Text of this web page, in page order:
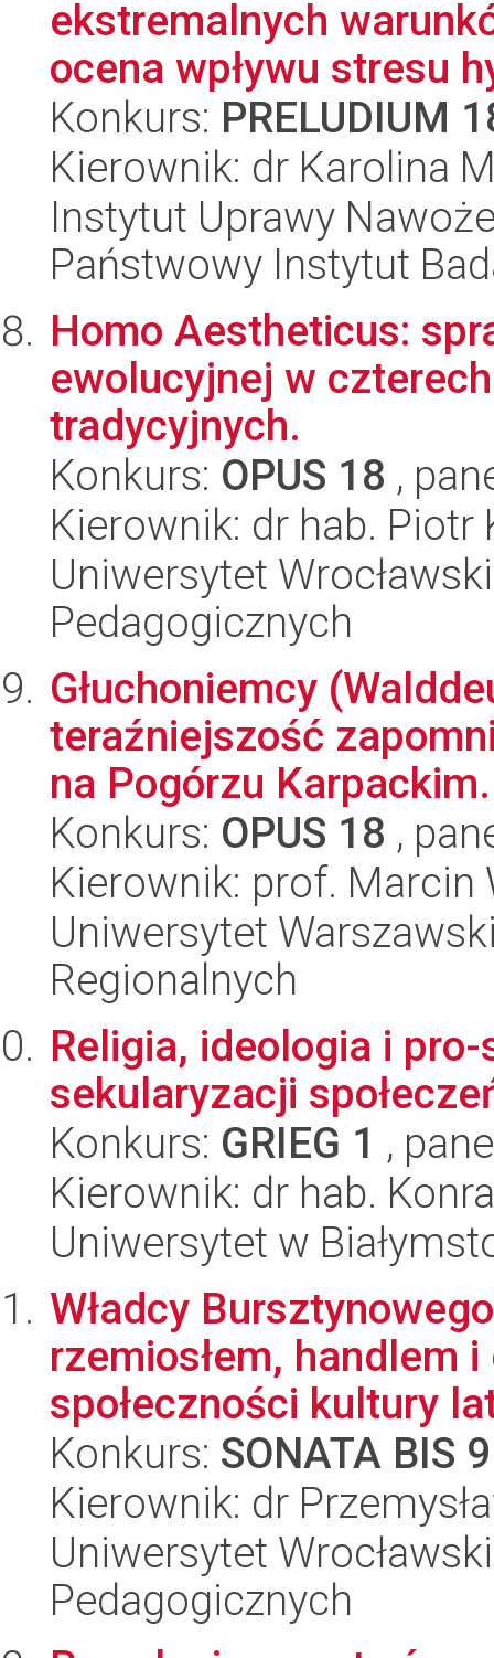
ekstremalnych
ocena wpływu stresu
Konkurs: PRELUDIUM
Kierownik: dr Karolina
Instytut Uprawy
Państwowy Instytut
Homo Aestheticus:
ewolucyjnej w
tradycyjnych.
Konkurs: OPUS 18 ,
Kierownik: dr hab.
Uniwersytet
Pedagogicznych
Głuchoniemcy
teraźniejszość
na Pogórzu
Konkurs: OPUS 18 ,
Kierownik: prof. Marcin
Uniwersytet
Regionalnych
Religia, ideologia i
sekularyzacji
Konkurs: GRIEG 1 ,
Kierownik: dr hab.
Uniwersytet w
Władcy
rzemiosłem, handlem
społeczności kultury
Konkurs: SONATA BIS 9
Kierownik: dr
Uniwersytet
Pedagogicznych